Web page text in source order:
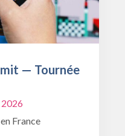
— Tournée
2026
France